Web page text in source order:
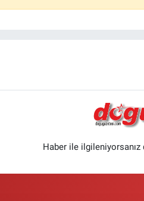
Haber ile ilgileniyorsanız